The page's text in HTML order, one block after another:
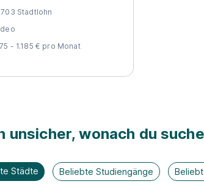
Stadtlohn
- 1.185 € pro Monat
unsicher, wonach du
Städte Beliebte Studiengänge